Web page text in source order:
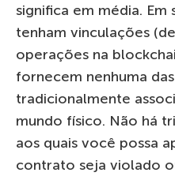
significa em média.
tenham vinculações
operações na
fornecem nenhuma
tradicionalmente
mundo físico. Não há
aos quais você possa
contrato seja violado